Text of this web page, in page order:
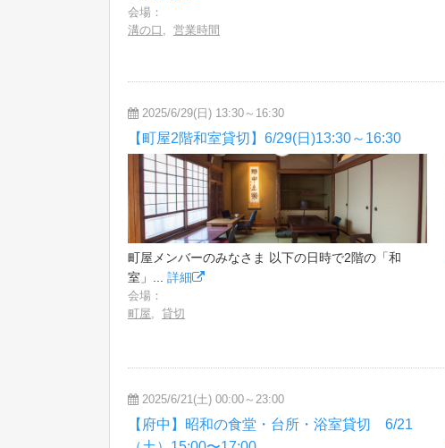
会場：
溝の口 , 営業時間
2025/6/29(日) 13:30～16:30
【町屋2階和室貸切】6/29(日)13:30～16:30
町屋メンバーのみなさま 以下の日時で2階の「和
室」... 詳細
会場：
町屋, 貸切
2025/6/21(土) 00:00～23:00
【府中】昭和の食堂・台所・浴室貸切 6/21